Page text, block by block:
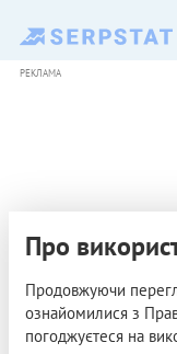
РЕКЛАМА
Про
Продовжуючи
ознайомилися з
погоджуєтеся на